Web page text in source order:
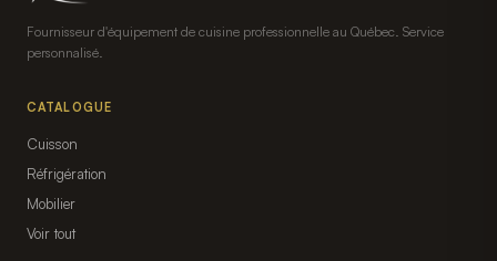
Fournisseur d'équipement de cuisine professionnelle au Québec. Service
personnalisé.
CATALOGUE
Cuisson
Réfrigération
Mobilier
Voir tout